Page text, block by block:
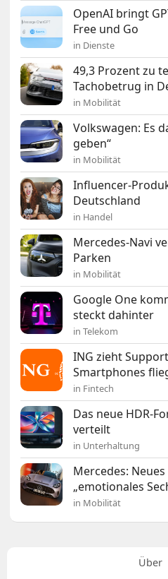
OpenAI bringt
Free und Go
in Dienste
49,3 Prozent zu
Tachobetrug in
in Mobilität
Volkswagen: Es
geben“
in Mobilität
Influencer-
Deutschland
in Handel
Mercedes-Navi
Parken
in Mobilität
Google One
steckt dahinter
in Telekom
ING zieht
Smartphones
in Fintech
Das neue HDR-
verteilt
in Unterhaltung
Mercedes:
„emotionales
in Mobilität
Über